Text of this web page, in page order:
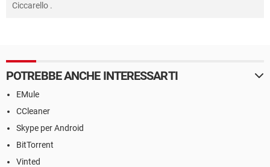
Ciccarello .
POTREBBE ANCHE INTERESSARTI
EMule
CCleaner
Skype per Android
BitTorrent
Vinted